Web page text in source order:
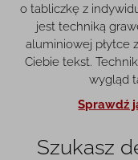
o tabliczkę z
jest techniką
aluminiowej płytce
Ciebie tekst.
wygląd
Sprawdź
Szukasz